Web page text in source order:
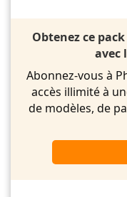
Obtenez ce
avec
Abonnez-vous à
accès illimité à
de modèles, de